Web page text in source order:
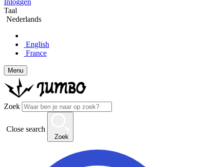
Taal
Nederlands
English
France
Menu
Zoek
Close search
Zoek